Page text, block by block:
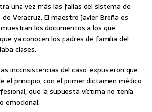
una vez más las fallas del sistema de
Veracruz. El maestro Javier Breña es
los documentos a los que
ya conocen los padres de familia del
clases.
inconsistencias del caso, expusieron que
el principio, con el primer dictamen médico
que la supuesta víctima no tenía
emocional.